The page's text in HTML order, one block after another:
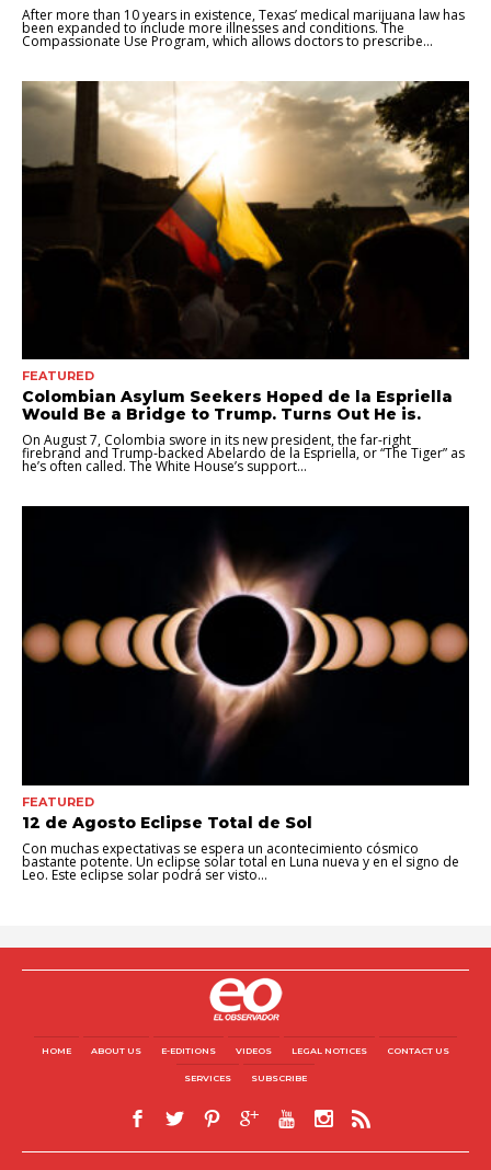
After more than 10 years in existence, Texas’ medical marijuana law has
been expanded to include more illnesses and conditions. The
Compassionate Use Program, which allows doctors to prescribe...
FEATURED
Colombian Asylum Seekers Hoped de la Espriella
Would Be a Bridge to Trump. Turns Out He is.
On August 7, Colombia swore in its new president, the far-right
firebrand and Trump-backed Abelardo de la Espriella, or “The Tiger” as
he’s often called. The White House’s support...
FEATURED
12 de Agosto Eclipse Total de Sol
Con muchas expectativas se espera un acontecimiento cósmico
bastante potente. Un eclipse solar total en Luna nueva y en el signo de
Leo. Este eclipse solar podrá ser visto...
HOME ABOUT US E-EDITIONS VIDEOS LEGAL NOTICES CONTACT US
SERVICES SUBSCRIBE